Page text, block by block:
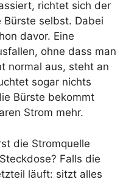
richtet sich der
selbst. Dabei
davor. Eine
ohne dass man
normal aus, steht an
sogar nichts
Bürste bekommt
Strom mehr.
die Stromquelle
Falls die
läuft: sitzt alles